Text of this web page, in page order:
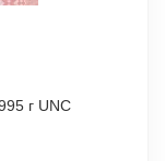
Тонга Король Георг Тупоу IV 2 паанга 1995 г UNC